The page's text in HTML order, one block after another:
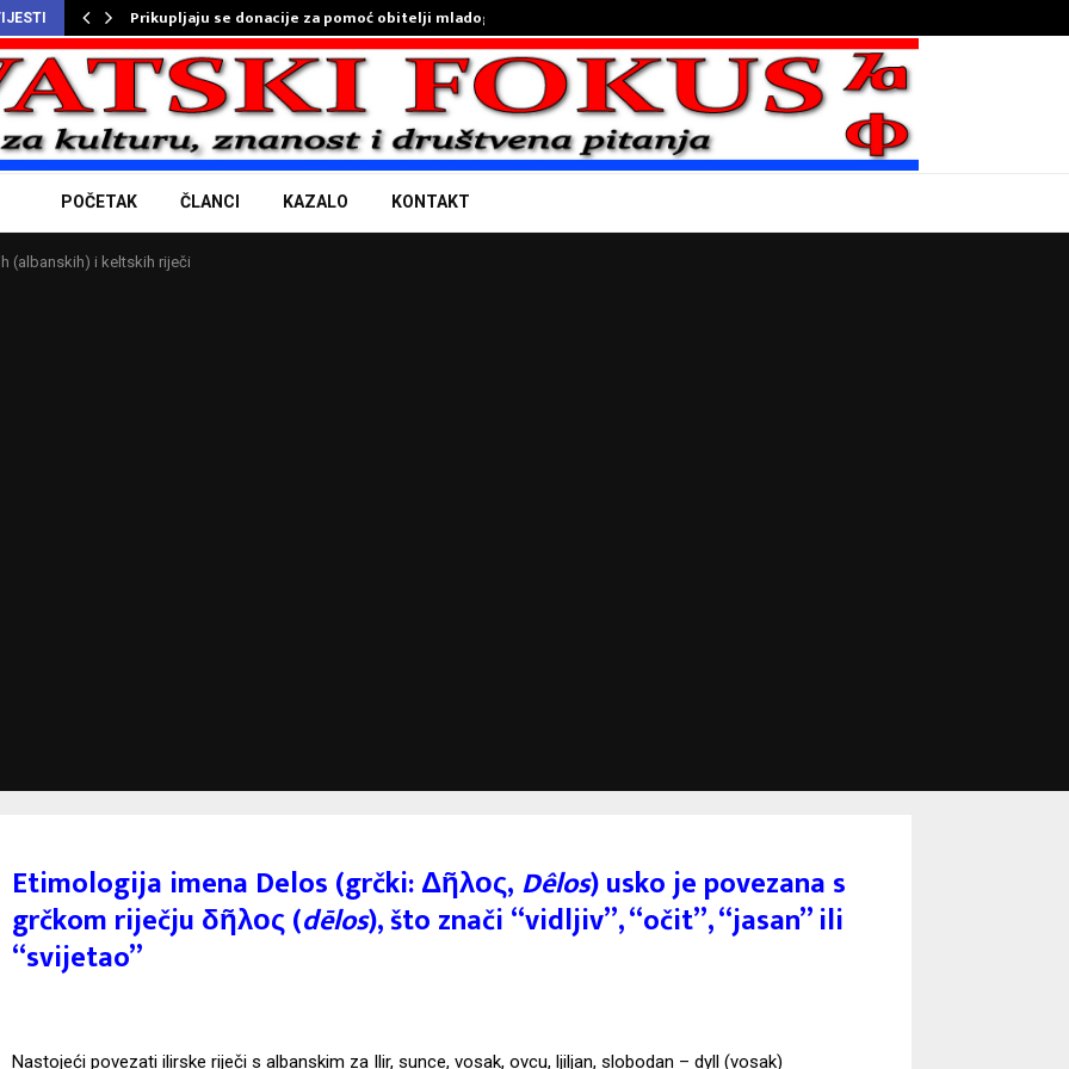
Prikupljaju se donacije za pomoć obitelji mladog…
POČETAK ČLANCI KAZALO KONTAKT
(albanskih) i keltskih riječi
Etimologija imena Delos (grčki: Δῆλος, Dêlos) usko je povezana s
grčkom riječju δῆλος (dēlos), što znači “vidljiv”, “očit”, “jasan” ili
“svijetao”
Nastojeći povezati ilirske riječi s albanskim za Ilir, sunce, vosak, ovcu, ljiljan, slobodan – dyll (vosak)